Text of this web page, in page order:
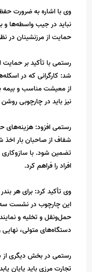
وی با اشاره به ضرورت
نباید در جیب واسطه‌ها و
حمایت از مرزنشینان در
رستمی با تأکید بر حمایت
شد: کارگرانی که در
از معیشت مناسب و بیمه
نیز باید در چارچوبی روشن
رستمی افزود: هزینه‌های
شفاف از صاحبان بار اخذ
تضمین شود. با
افراد را فراهم کرد.
وی تأکید کرد: برای هر
این چارچوب در نشست
حمل‌ونقل و تخلیه و
دستگاه‌های متولی، نهایی
رستمی در بخش دیگری
تجارت مرزی باید پایان